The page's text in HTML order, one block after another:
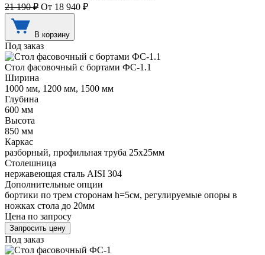
21 190 ₽ От 18 940 ₽
В корзину
Под заказ
Стол фасовочный с бортами ФС-1.1
Ширина
1000 мм, 1200 мм, 1500 мм
Глубина
600 мм
Высота
850 мм
Каркас
разборный, профильная труба 25х25мм
Столешница
нержавеющая сталь AISI 304
Дополнительные опции
бортики по трем сторонам h=5см, регулируемые опоры в
ножках стола до 20мм
Цена по запросу
Запросить цену
Под заказ